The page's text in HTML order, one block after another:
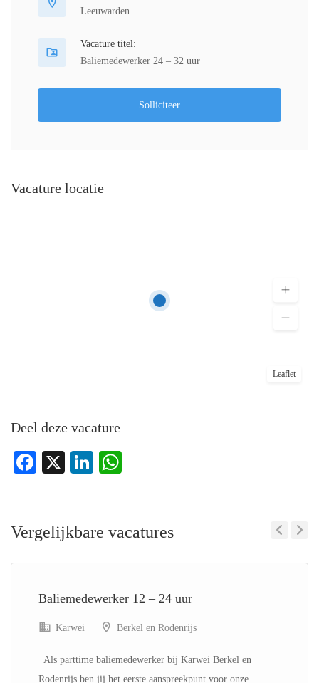
Leeuwarden
Vacature titel:
Baliemedewerker 24 – 32 uur
Solliciteer
Vacature locatie
Leaflet
Deel deze vacature
Facebook
X LinkedIn
Vergelijkbare vacatures
Baliemedewerker 12 – 24 uur
Karwei Berkel en Rodenrijs
Als parttime baliemedewerker bij Karwei Berkel en
Rodenrijs ben jij het eerste aanspreekpunt voor onze